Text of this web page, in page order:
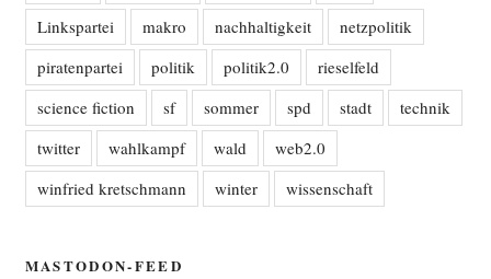
Linkspartei
makro nachhaltigkeit
netzpolitik
piratenpartei
politik politik2.0
rieselfeld
science fiction
sf sommer spd stadt
technik
twitter
wahlkampf wald
web2.0
winfried kretschmann
winter wissenschaft
MASTODON-FEED